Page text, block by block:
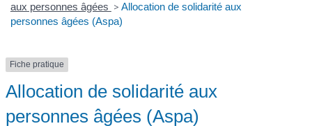
aux personnes âgées > Allocation de solidarité aux
personnes âgées (Aspa)
Fiche pratique
Allocation de solidarité aux
personnes âgées (Aspa)